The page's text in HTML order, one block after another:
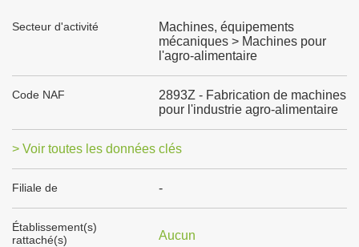
Secteur d'activité
Machines, équipements
mécaniques > Machines pour
l'agro-alimentaire
Code NAF
2893Z - Fabrication de machines
pour l'industrie agro-alimentaire
> Voir toutes les données clés
Filiale de -
Établissement(s)
rattaché(s)
Aucun